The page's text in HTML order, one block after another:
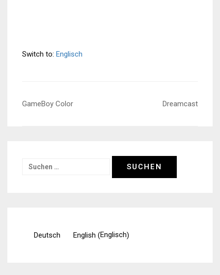
Switch to: Englisch
Beitragsnavigation
GameBoy Color Dreamcast
Suchen
Deutsch English (Englisch)